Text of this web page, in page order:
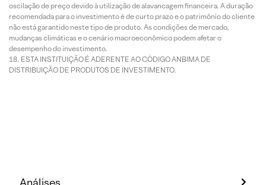
oscilação de preço devido à utilização de alavancagem financeira. A duração
recomendada para o investimento é de curto prazo e o patrimônio do cliente
não está garantido neste tipo de produto. As condições de mercado,
mudanças climáticas e o cenário macroeconômico podem afetar o
desempenho do investimento.
ESTA INSTITUIÇÃO É ADERENTE AO CÓDIGO ANBIMA DE
DISTRIBUIÇÃO DE PRODUTOS DE INVESTIMENTO.
Análises